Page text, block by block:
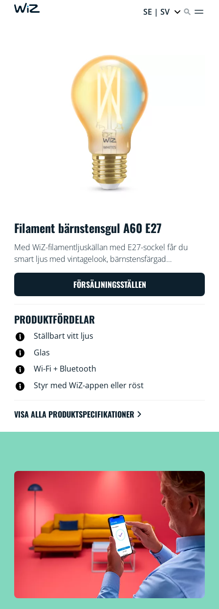
SE | SV
Filament bärnstensgul A60 E27
Med WiZ-filamentljuskällan med E27-sockel får du
smart ljus med vintagelook, bärnstensfärgad
beläggning och varmt eller kallvitt ljus. Använd med
WiZ-appen eller din röst för att dimma eller öka
ljusstyrkan, eller använd förinställda ljuslägen i Wi-Fi-
FÖRSÄLJNINGSSTÄLLEN
PRODUKTFÖRDELAR
Ställbart vitt ljus
Glas
Wi-Fi + Bluetooth
Styr med WiZ-appen eller röst
VISA ALLA PRODUKTSPECIFIKATIONER